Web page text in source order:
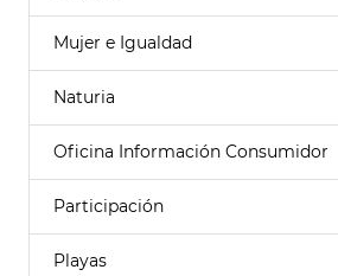
Mujer e Igualdad
Naturia
Oficina Información Consumidor
Participación
Playas